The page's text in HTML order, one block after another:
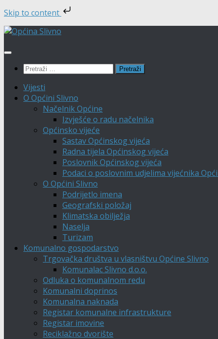
Skip to content
Skip
content
Pretraži:
Vijesti
O Općini Slivno
Načelnik Općine
Izvješće o radu načelnika
Općinsko vijeće
Sastav Općinskog vijeća
Radna tijela Općinskog vijeća
Poslovnik Općinskog vijeća
Podaci o poslovnim udjelima vijećnika
O Općini Slivno
Podrijetlo imena
Geografski položaj
Klimatska obilježja
Naselja
Turizam
Komunalno gospodarstvo
Trgovačka društva u vlasništvu Općine Slivno
Komunalac Slivno d.o.o.
Odluka o komunalnom redu
Komunalni doprinos
Komunalna naknada
Registar komunalne infrastrukture
Registar imovine
Reciklažno dvorište